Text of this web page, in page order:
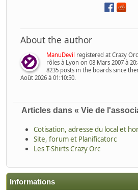
Informations
About the author
ManuDevil registered at Crazy
rôles à Lyon on 08 Mars 2007 à
8235 posts in the boards since
Août 2026 à 01:10:50.
Articles dans « Vie de
Cotisation, adresse du local et
Site, forum et Planificatorc
Les T-Shirts Crazy Orc